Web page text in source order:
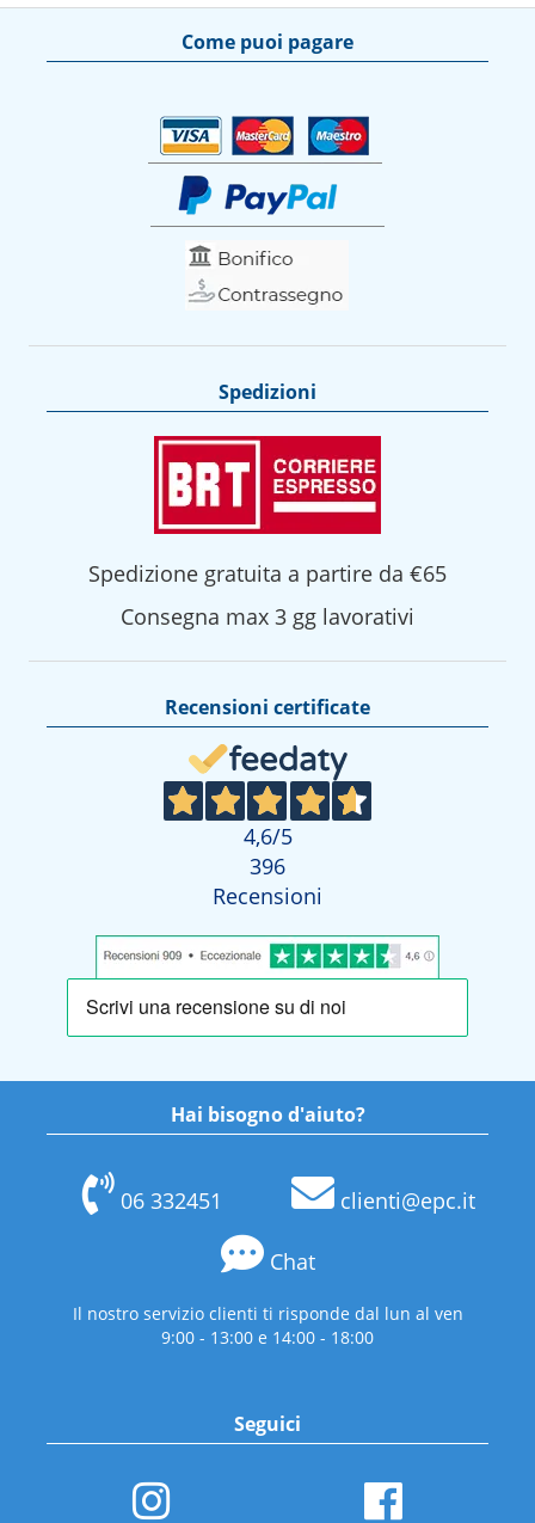
Come puoi pagare
Spedizioni
Spedizione gratuita a partire da €65
Consegna max 3 gg lavorativi
Recensioni certificate
4,6/5
396
Recensioni
Hai bisogno d'aiuto?
06 332451 clienti@epc.it
Chat
Il nostro servizio clienti ti risponde dal lun al ven
9:00 - 13:00 e 14:00 - 18:00
Seguici